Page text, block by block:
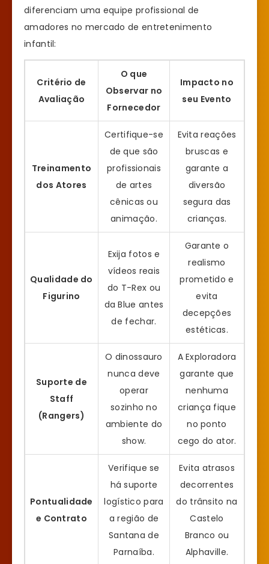
diferenciam uma equipe profissional de
amadores no mercado de entretenimento
infantil:
Critério de
Avaliação
O que
Observar no
Fornecedor
Impacto no
seu Evento
Treinamento
dos Atores
Certifique-se
de que são
profissionais
de artes
cênicas ou
animação.
Evita reações
bruscas e
garante a
diversão
segura das
crianças.
Qualidade do
Figurino
Exija fotos e
vídeos reais
do T-Rex ou
da Blue antes
de fechar.
Garante o
realismo
prometido e
evita
decepções
estéticas.
Suporte de
Staff
(Rangers)
O dinossauro
nunca deve
operar
sozinho no
ambiente do
show.
A Exploradora
garante que
nenhuma
criança fique
no ponto
cego do ator.
Pontualidade
e Contrato
Verifique se
há suporte
logístico para
a região de
Santana de
Parnaíba.
Evita atrasos
decorrentes
do trânsito na
Castelo
Branco ou
Alphaville.